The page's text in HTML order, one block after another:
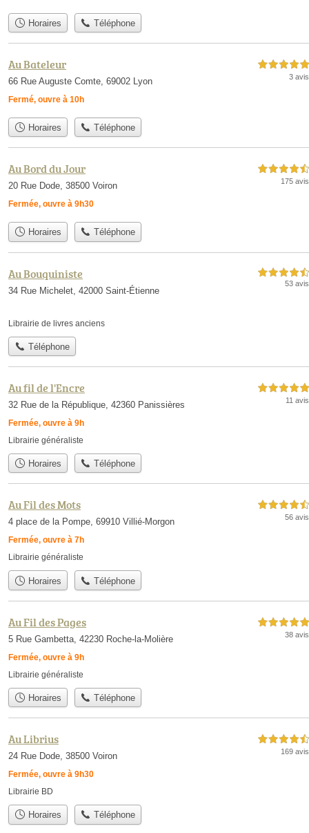
Horaires Téléphone
Au Bateleur
66 Rue Auguste Comte, 69002 Lyon
Fermé, ouvre à 10h
5,0 étoiles sur 5
3 avis
Horaires Téléphone
Au Bord du Jour
20 Rue Dode, 38500 Voiron
Fermée, ouvre à 9h30
4,5 étoiles sur 5
175 avis
Horaires Téléphone
Au Bouquiniste
34 Rue Michelet, 42000 Saint-Étienne
4,5 étoiles sur 5
53 avis
Librairie de livres anciens
Téléphone
Au fil de l'Encre
32 Rue de la République, 42360 Panissières
Fermée, ouvre à 9h
5,0 étoiles sur 5
11 avis
Librairie généraliste
Horaires Téléphone
Au Fil des Mots
4 place de la Pompe, 69910 Villié-Morgon
Fermée, ouvre à 7h
4,5 étoiles sur 5
56 avis
Librairie généraliste
Horaires Téléphone
Au Fil des Pages
5 Rue Gambetta, 42230 Roche-la-Molière
Fermée, ouvre à 9h
5,0 étoiles sur 5
38 avis
Librairie généraliste
Horaires Téléphone
Au Librius
24 Rue Dode, 38500 Voiron
Fermée, ouvre à 9h30
4,5 étoiles sur 5
169 avis
Librairie BD
Horaires Téléphone